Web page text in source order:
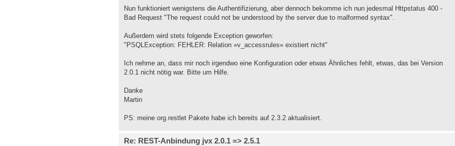
Nun funktioniert wenigstens die Authentifizierung, aber dennoch bekomme ich nun jedesmal Httpstatus 400 -
Bad Request "The request could not be understood by the server due to malformed syntax".
Außerdem wird stets folgende Exception geworfen:
"PSQLException: FEHLER: Relation »v_accessrules« existiert nicht"
Ich nehme an, dass mir noch irgendwo eine Konfiguration oder etwas Ähnliches fehlt, etwas, das bei Version
2.0.1 nicht nötig war. Bitte um Hilfe.
Danke
Martin
PS: meine org.restlet Pakete habe ich bereits auf 2.3.2 aktualisiert.
Re: REST-Anbindung jvx 2.0.1 => 2.5.1